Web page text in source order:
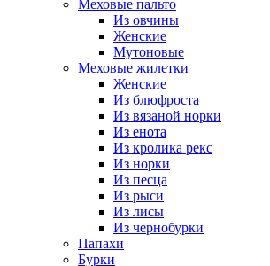
Меховые пальто
Из овчины
Женские
Мутоновые
Меховые жилетки
Женские
Из блюфроста
Из вязаной норки
Из енота
Из кролика рекс
Из норки
Из песца
Из рыси
Из лисы
Из чернобурки
Папахи
Бурки